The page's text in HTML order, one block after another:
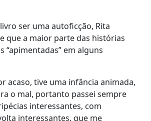
ser uma autoficção, Rita
que a maior parte das histórias
“apimentadas” em alguns
acaso, tive uma infância animada,
o mal, portanto passei sempre
interessantes, com
interessantes, que me